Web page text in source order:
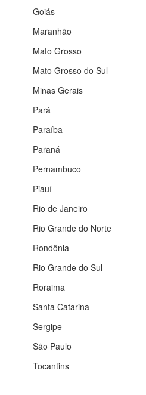
Goiás
Maranhão
Mato Grosso
Mato Grosso do Sul
Minas Gerais
Pará
Paraíba
Paraná
Pernambuco
Piauí
Rio de Janeiro
Rio Grande do Norte
Rondônia
Rio Grande do Sul
Roraima
Santa Catarina
Sergipe
São Paulo
Tocantins